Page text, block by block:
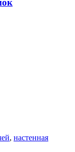
, настенная